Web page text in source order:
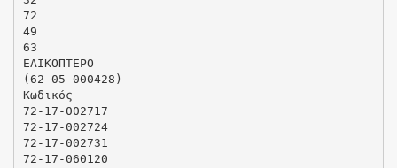
72
49
63
ΕΛΙΚΟΠΤΕΡΟ
(62-05-000428)
Κωδικός
72-17-002717
72-17-002724
72-17-002731
72-17-060120